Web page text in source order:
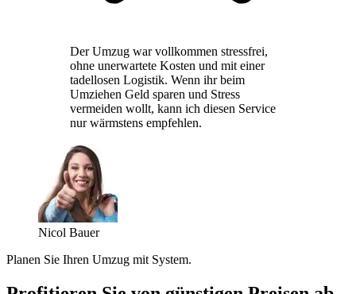
Der Umzug war vollkommen stressfrei,
ohne unerwartete Kosten und mit einer
tadellosen Logistik. Wenn ihr beim
Umziehen Geld sparen und Stress
vermeiden wollt, kann ich diesen Service
nur wärmstens empfehlen.
Nicol Bauer
Planen Sie Ihren Umzug mit System.